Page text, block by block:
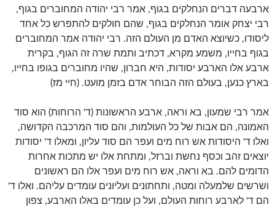
ארבעה דברים הנחלקים בגוף, אמר רבי יהודה המחוברים בגוף,
רבי יצחק אומר הנחלקים בגוף, שהם חולקים להתפרש כל אחד
ליסודו, כשיוצא האדם מן העולם הזה. רבי יהודה אמר המחוברים
בגוף בחייו, משמע מקרא, דכתיב ותמת שרה זה הגוף, בקרית
ארבע אלו הארבע יסודות, היא חברון, שהיו מחוברים בגופו בחייו,
בארץ כנען, בעולם הזה הבוחר אדם בזמן מועט. (חיי מז)
אמר רבי שמעון, בא וראה, ארבע הראשונות (ד' הרוחות) הוא סוד
האמונה, הם אבות של כל העולמות, והם סוד המרכבה הקדושה,
ואלו ד' היסודות אש רוח מים ועפר הם סוד עליון, ומאלו ד' יסודות
יוצאים זהב וכסף נחשת וברזל, ומתחת אלו יש מתכות אחרות
הדומים להם. בא וראה, אש רוח מים ועפר אלו הם ראשונים
ושרשים שלמעלה ומטה, ותחתונים ועליונים עומדים עליהם. ואלו ד'
הם ד' לארבע רוחות העולם, ועל כן עומדים באלו הארבע, צפון